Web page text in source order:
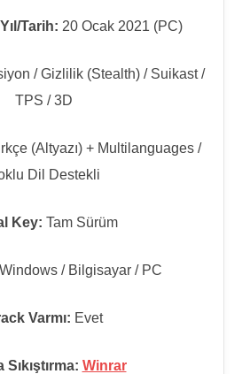
Tarih: 20 Ocak 2021 (PC)
/ Gizlilik (Stealth) / Suikast /
TPS / 3D
(Altyazı) + Multilanguages /
Dil Destekli
Key: Tam Sürüm
Windows / Bilgisayar / PC
Varmı: Evet
Sıkıştırma: Winrar